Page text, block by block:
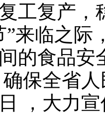
工复产，
”来临之际
的食品
保全省
，大力